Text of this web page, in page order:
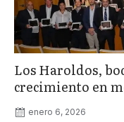
Los Haroldos,
crecimiento en
enero 6, 2026